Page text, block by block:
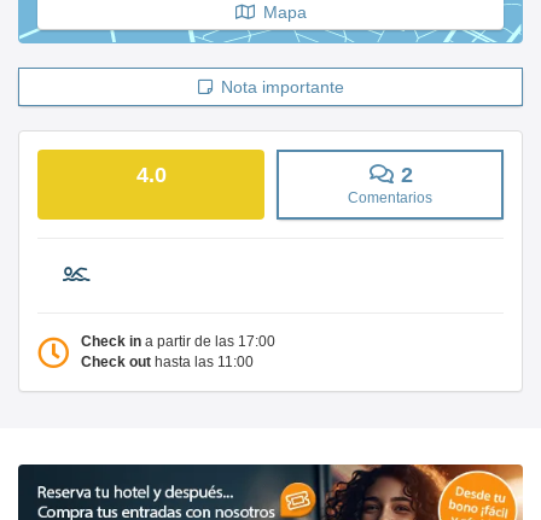
Mapa
Nota importante
4.0 2
Comentarios
Check in a partir de las 17:00
Check out hasta las 11:00